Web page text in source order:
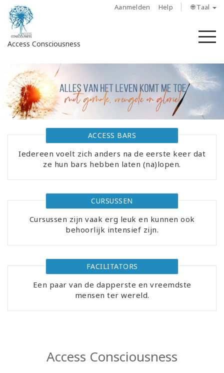
Aanmelden Help 🌐 Taal
Access Consciousness
Meld
u
aan
op
uw
account
About
Access
Regions
Cursussen
ACCESS BARS
Iedereen voelt zich anders na de eerste keer dat
ze hun bars hebben laten (na)lopen.
CURSUSSEN
Cursussen zijn vaak erg leuk en kunnen ook
behoorlijk intensief zijn.
FACILITATORS
Een paar van de dapperste en vreemdste
mensen ter wereld.
Access Consciousness